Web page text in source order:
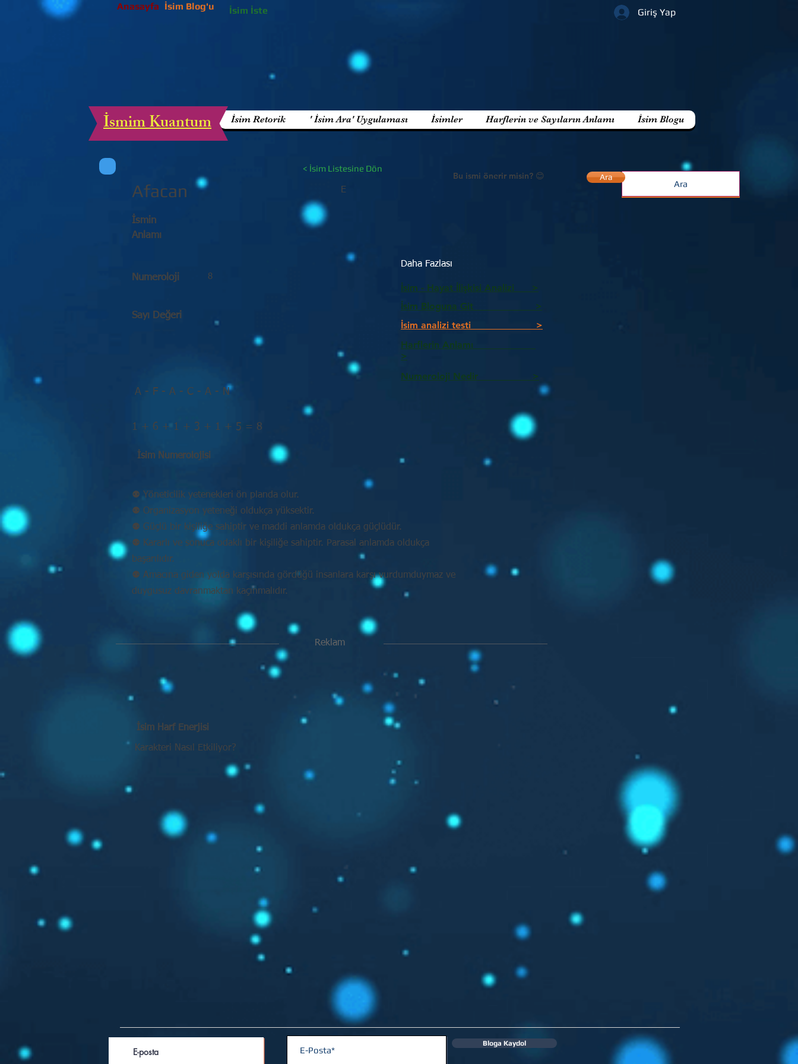
Anasayfa
Giriş Yap
İsim Blog'u İsim İste
İsim Retorik ' İsim Ara' Uygulaması İsimler Harflerin ve Sayıların Anlamı İsim Blogu
İsmim Kuantum
< İsim Listesine Dön
Afacan E
Bu ismi önerir misin? 😊
İsmin
Anlamı
Numeroloji 8
Sayı Değeri
A - F - A - C - A - N
Daha Fazlası
İsim - Hayat İlişkisi Analizi >
İsim Bloguna Git >
İsim analizi testi >
Harflerin Anlamı
>
Numeroloji Nedir_________ >
1 + 6 + 1 + 3 + 1 + 5 = 8
İsim Numerolojisi
⚉ Yöneticilik yetenekleri ön planda olur.
⚉ Organizasyon yeteneği oldukça yüksektir.
⚉ Güçlü bir kişiliğe sahiptir ve maddi anlamda oldukça güçlüdür.
⚉ Kararlı ve sonuca odaklı bir kişiliğe sahiptir. Parasal anlamda oldukça
başarılıdır.
⚉ Amacına giden yolda karşısında gördüğü insanlara karşı vurdumduymaz ve
duygusuz davranmaktan kaçınmalıdır.
Reklam
İsim Harf Enerjisi
Karakteri Nasıl Etkiliyor?
Ara
Bloga Kaydol